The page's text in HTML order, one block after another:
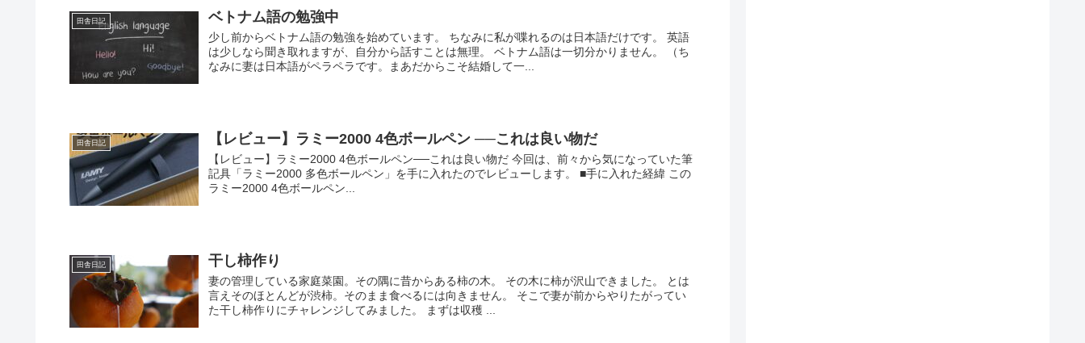
田舎日記 ベトナム語の勉強中
少し前からベトナム語の勉強を始めています。 ちなみに私が喋れるのは日本語だけです。 英語
は少しなら聞き取れますが、自分から話すことは無理。 ベトナム語は一切分かりません。 （ち
なみに妻は日本語がペラペラです。まあだからこそ結婚して一...
田舎日記 【レビュー】ラミー2000 4色ボールペン ──これは良い物だ
【レビュー】ラミー2000 4色ボールペン──これは良い物だ 今回は、前々から気になっていた筆
記具「ラミー2000 多色ボールペン」を手に入れたのでレビューします。 ■手に入れた経緯 この
ラミー2000 4色ボールペン...
田舎日記 干し柿作り
妻の管理している家庭菜園。その隅に昔からある柿の木。 その木に柿が沢山できました。 とは
言えそのほとんどが渋柿。そのまま食べるには向きません。 そこで妻が前からやりたがってい
た干し柿作りにチャレンジしてみました。 まずは収穫 ...